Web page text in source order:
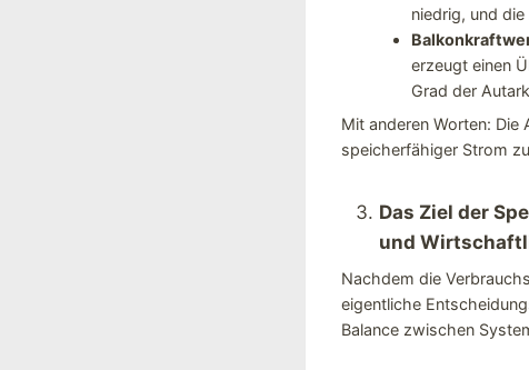
niedrig, und
erzeugt einen
Grad der
Mit anderen Worten:
speicherfähiger Strom
Das Ziel der
und
Nachdem die
eigentliche
Balance zwischen